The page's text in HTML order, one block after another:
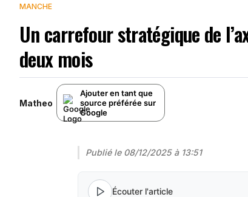
MANCHE
Un carrefour stratégique de
deux mois
Matheo
Ajouter en tant que
source préférée sur
Google
Publié le 08/12/2025 à 13:51
Écouter l'article